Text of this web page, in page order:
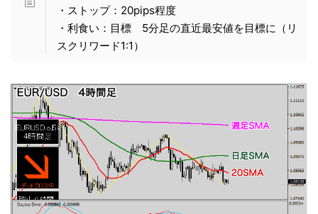
・ストップ：20pips程度
・利食い：目標 5分足の直近最安値を目標に（リ
スクリワード1:1）